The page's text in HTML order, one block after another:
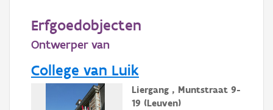
Persoon of collectief
Downloads
Hergebruik
Erfgoedobjecten
Ontwerper van
College van Luik
Liergang , Muntstraat 9-
19 (Leuven)